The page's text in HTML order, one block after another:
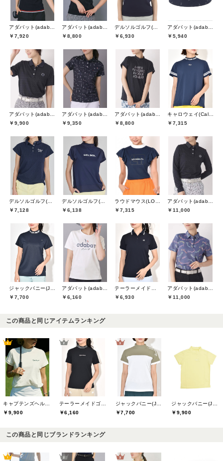
￥7,920
￥8,800
￥6,930
￥5,940
￥9,900
￥9,350
￥8,800
￥7,315
￥7,128
￥6,138
￥7,315
￥11,000
￥7,700
￥6,160
￥6,930
￥11,000
この商品と同じアイテムランキング
￥9,900
￥6,160
￥7,700
￥9,900
この商品と同じブランドランキング